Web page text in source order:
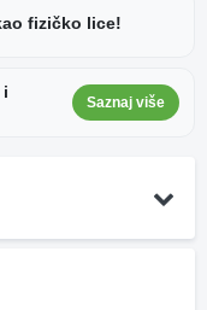
fizičko lice!
i
Saznaj više